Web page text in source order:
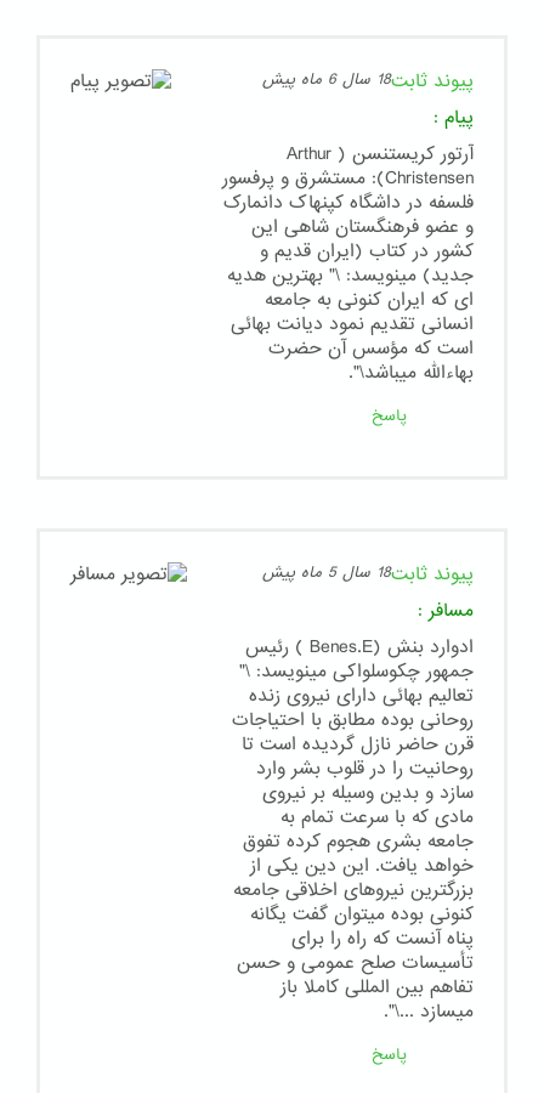
پیوند ثابت18 سال 6 ماه پیش
پیام :
آرتور کریستنسن ( Arthur
Christensen): مستشرق و پرفسور
فلسفه در داشگاه کپنهاک دانمارک
و عضو فرهنگستان شاهی این
کشور در کتاب (ایران قدیم و
جدید) مینویسد: \" بهترین هدیه
ای که ایران کنونی به جامعه
انسانی تقدیم نمود دیانت بهائی
است که مؤسس آن حضرت
بهاءالله میباشد\".
پاسخ
پیوند ثابت18 سال 5 ماه پیش
مسافر :
ادوارد بنش (Benes.E ) رئیس
جمهور چکوسلواکی مینویسد: \"
تعالیم بهائی دارای نیروی زنده
روحانی بوده مطابق با احتیاجات
قرن حاضر نازل گردیده است تا
روحانیت را در قلوب بشر وارد
سازد و بدین وسیله بر نیروی
مادی که با سرعت تمام به
جامعه بشری هجوم کرده تفوق
خواهد یافت. این دین یکی از
بزرگترین نیروهای اخلاقی جامعه
کنونی بوده میتوان گفت یگانه
پناه آنست که راه را برای
تأسیسات صلح عمومی و حسن
تفاهم بین المللی کاملا باز
میسازد ...\".
پاسخ